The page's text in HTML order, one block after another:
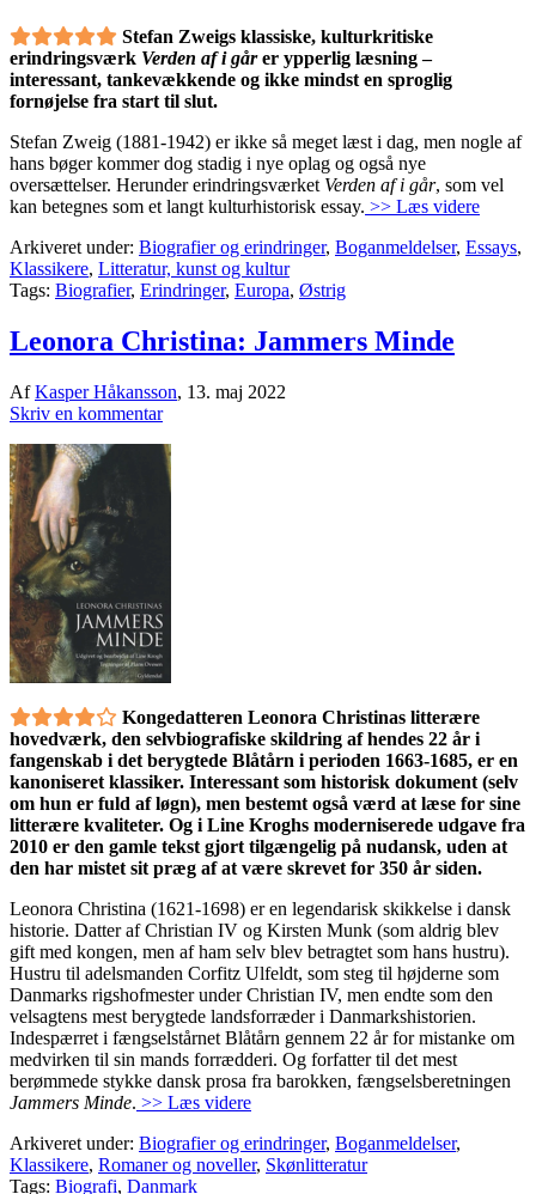
Stefan Zweigs klassiske, kulturkritiske
erindringsværk Verden af i gårer ypperlig læsning –
interessant, tankevækkende og ikke mindst en sproglig
fornøjelse fra start til slut.
Stefan Zweig (1881-1942) er ikke så meget læst i dag, men nogle af
hans bøger kommer dog stadig i nye oplag og også nye
oversættelser. Herunder erindringsværket Verden af i går, som vel
kan betegnes som et langt kulturhistorisk essay. >> Læs videre
Arkiveret under: Biografier og erindringer, Boganmeldelser, Essays,
Klassikere, Litteratur, kunst og kultur
Tags: Biografier, Erindringer, Europa, Østrig
Leonora Christina: Jammers Minde
AfKasper Håkansson, 13. maj 2022
Skriv en kommentar
Kongedatteren Leonora Christinas litterære
hovedværk, den selvbiografiske skildring af hendes 22 år i
fangenskab i det berygtede Blåtårn i perioden 1663-1685, er en
kanoniseret klassiker. Interessant som historisk dokument (selv
om hun er fuld af løgn), men bestemt også værd at læse for sine
litterære kvaliteter. Og i Line Kroghs moderniserede udgave fra
2010 er den gamle tekst gjort tilgængelig på nudansk, uden at
den har mistet sit præg af at være skrevet for 350 år siden.
Leonora Christina (1621-1698) er en legendarisk skikkelse i dansk
historie. Datter af Christian IV og Kirsten Munk (som aldrig blev
gift med kongen, men af ham selv blev betragtet som hans hustru).
Hustru til adelsmanden Corfitz Ulfeldt, som steg til højderne som
Danmarks rigshofmester under Christian IV, men endte som den
velsagtens mest berygtede landsforræder i Danmarkshistorien.
Indespærret i fængselstårnet Blåtårn gennem 22 år for mistanke om
medvirken til sin mands forrædderi. Og forfatter til det mest
berømmede stykke dansk prosa fra barokken, fængselsberetningen
Jammers Minde. >> Læs videre
Arkiveret under: Biografier og erindringer, Boganmeldelser,
Klassikere, Romaner og noveller, Skønlitteratur
Tags: Biografi, Danmark